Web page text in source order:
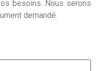
besoins. Nous serons
demandé.